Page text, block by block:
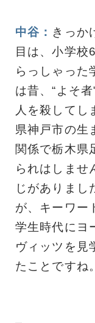
中谷： きっか
目は、小学校
らっしゃった
は昔、“よそ
人を殺してし
県神戸市の生
関係で栃木県
られはしませ
じがありまし
が、キーワー
学生時代にヨ
ヴィッツを見
たことですね。